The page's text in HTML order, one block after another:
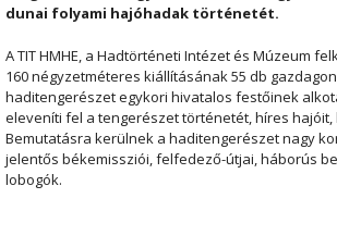
dunai folyami hajóhadak történetét.
A TIT HMHE, a Hadtörténeti Intézet és Múzeum
160 négyzetméteres kiállításának 55 db
haditengerészet egykori hivatalos festőinek
eleveníti fel a tengerészet történetét, híres
Bemutatásra kerülnek a haditengerészet nagy
jelentős békemissziói, felfedező-útjai, háborús
lobogók.